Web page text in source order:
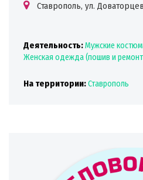
Ставрополь, ул.
Деятельность:Мужские
Женская одежда (пошив и
На территории:Ставрополь